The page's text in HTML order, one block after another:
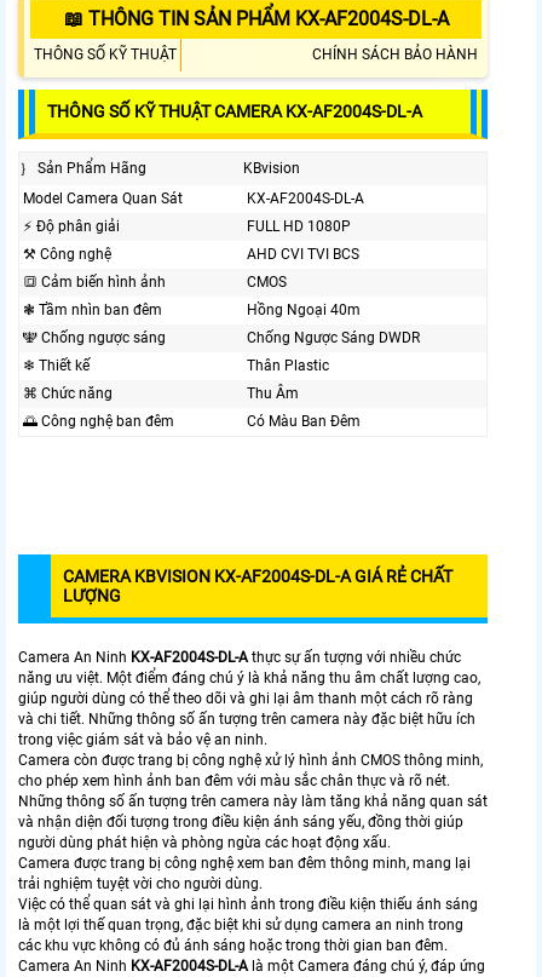
📖 THÔNG TIN SẢN PHẨM KX-AF2004S-DL-A
THÔNG SỐ KỸ THUẬT CHÍNH SÁCH BẢO HÀNH
THÔNG SỐ KỸ THUẬT CAMERA KX-AF2004S-DL-A
｝ Sản Phẩm Hãng
KBvision
Model Camera Quan Sát
KX-AF2004S-DL-A
️⚡ Độ phân giải
FULL HD 1080P
⚒ Công nghệ
AHD CVI TVI BCS
🔳 Cảm biến hình ảnh
CMOS
❃ Tầm nhìn ban đêm
Hồng Ngoại 40m
🕎 Chống ngược sáng
Chống Ngược Sáng DWDR
❄ Thiết kế
Thân Plastic
⌘ Chức năng
Thu Âm
🌅 Công nghệ ban đêm
Có Màu Ban Đêm
CAMERA KBVISION KX-AF2004S-DL-A GIÁ RẺ CHẤT
LƯỢNG
Camera An Ninh KX-AF2004S-DL-Athực sự ấn tượng với nhiều chức
năng ưu việt. Một điểm đáng chú ý là khả năng thu âm chất lượng cao,
giúp người dùng có thể theo dõi và ghi lại âm thanh một cách rõ ràng
và chi tiết. Những thông số ấn tượng trên camera này đặc biệt hữu ích
trong việc giám sát và bảo vệ an ninh.
Camera còn được trang bị công nghệ xử lý hình ảnh CMOS thông minh,
cho phép xem hình ảnh ban đêm với màu sắc chân thực và rõ nét.
Những thông số ấn tượng trên camera này làm tăng khả năng quan sát
và nhận diện đối tượng trong điều kiện ánh sáng yếu, đồng thời giúp
người dùng phát hiện và phòng ngừa các hoạt động xấu.
Camera được trang bị công nghệ xem ban đêm thông minh, mang lại
trải nghiệm tuyệt vời cho người dùng.
Việc có thể quan sát và ghi lại hình ảnh trong điều kiện thiếu ánh sáng
là một lợi thế quan trọng, đặc biệt khi sử dụng camera an ninh trong
các khu vực không có đủ ánh sáng hoặc trong thời gian ban đêm.
Camera An Ninh KX-AF2004S-DL-Alà một Camera đáng chú ý, đáp ứng